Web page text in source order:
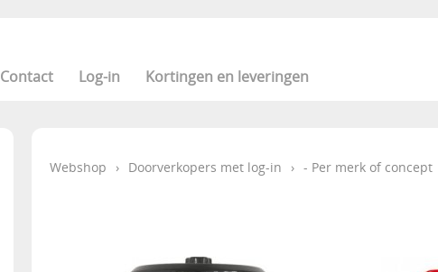
Contact Log-in Kortingen en leveringen
Webshop › Doorverkopers met log-in › - Per merk of concept